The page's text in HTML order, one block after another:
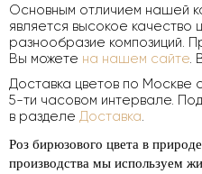
Основным отличием нашей
является высокое качество
разнообразие композиций.
Вы можете на нашем сайте.
Доставка цветов по Москве
5-ти часовом интервале.
в разделе Доставка.
Роз бирюзового цвета в
производства мы используем